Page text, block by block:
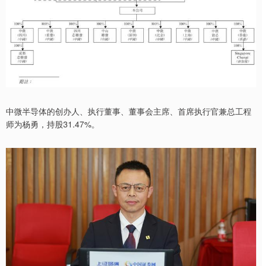
中微半导体的创办人、执行董事、董事会主席、首席执行官兼总工程
师为杨勇，持股31.47%。